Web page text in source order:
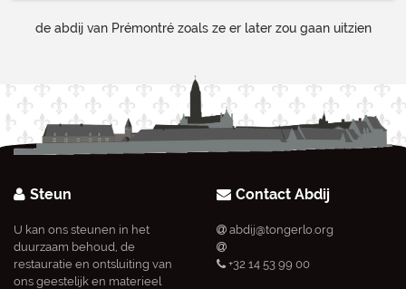
de abdij van Prémontré zoals ze er later zou gaan uitzien
Steun
U kan ons steunen in het
duurzaam behoud, de
restauratie en ontsluiting van
ons geestelijk en materieel
Contact Abdij
abdij@tongerlo.org
+32 14 53 99 00